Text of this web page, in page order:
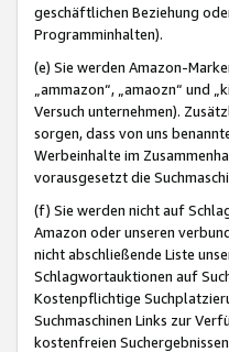
geschäftlichen Beziehung
Programminhalten).
(e) Sie werden Amazon-
„ammazon“, „amaozn“ und
Versuch unternehmen).
sorgen, dass von uns
Werbeinhalte im
vorausgesetzt die
(f) Sie werden nicht auf
Amazon oder unseren
nicht abschließende Liste
Schlagwortauktionen auf
Kostenpflichtige
Suchmaschinen Links zur
kostenfreien